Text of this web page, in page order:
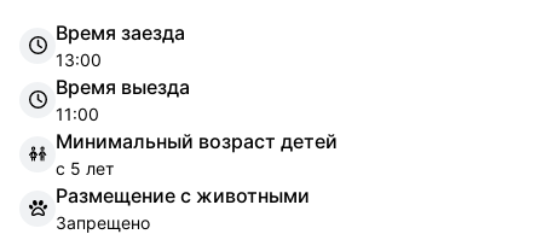
Время заезда
13:00
Время выезда
11:00
Минимальный возраст детей
с 5 лет
Размещение с животными
Запрещено